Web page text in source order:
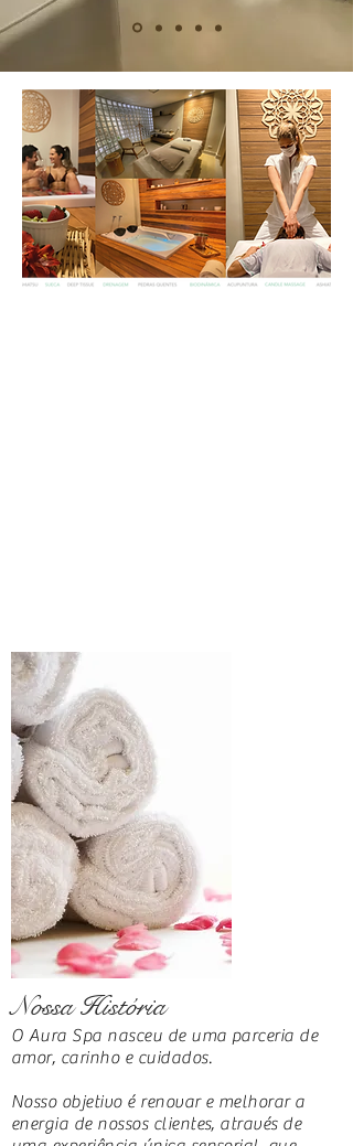
Nossa História
O Aura Spa nasceu de uma parceria de
amor, carinho e cuidados.
Nosso objetivo é renovar e melhorar a
energia de nossos clientes, através de